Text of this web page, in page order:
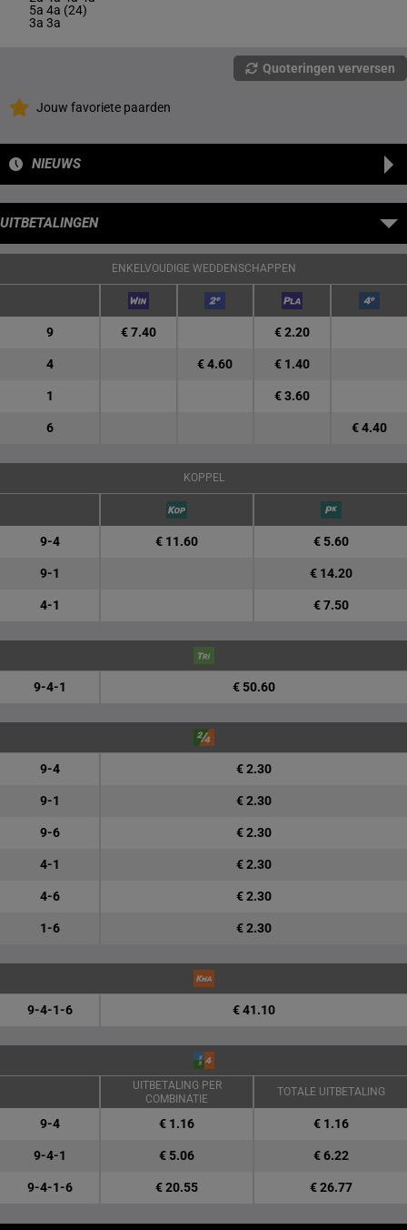
5a 4a (24)
3a 3a
Quoteringen verversen
Jouw favoriete paarden
NIEUWS
UITBETALINGEN
ENKELVOUDIGE WEDDENSCHAPPEN
9 € 7.40 € 2.20
4 € 4.60 € 1.40
1 € 3.60
6 € 4.40
KOPPEL
9-4 € 11.60 € 5.60
9-1 € 14.20
4-1 € 7.50
9-4-1 € 50.60
9-4 € 2.30
9-1 € 2.30
9-6 € 2.30
4-1 € 2.30
4-6 € 2.30
1-6 € 2.30
9-4-1-6 € 41.10
UITBETALING PER
COMBINATIE
TOTALE UITBETALING
9-4 € 1.16 € 1.16
9-4-1 € 5.06 € 6.22
9-4-1-6 € 20.55 € 26.77